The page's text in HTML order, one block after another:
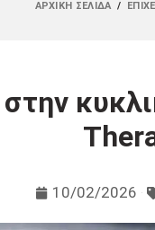
ΑΡΧΙΚΉ ΣΕΛΊΔΑ /
10/02/2026